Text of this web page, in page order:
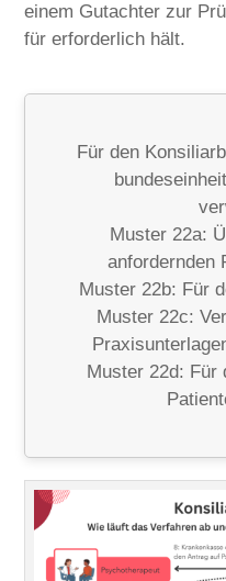
einem Gutachter zur
für erforderlich hält.
Für den
Muster 22a:
anfordernden
Muster 22b: Für
Muster 22c:
Muster 22d: Für